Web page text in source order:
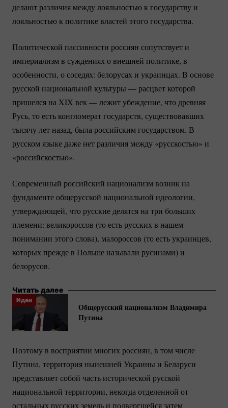
делают различия между лояльностью к государству и
лояльностью к политике властей этого государства.
Политической пассивности россиян сопутствует и
империализм в суждениях о внешней политике, в
особенности, о соседях: белорусах и украинцах. В основе
русской национальной культуры — расцвет которой
пришелся на XIX век — лежит убеждение, что древняя
Русь, то есть конгломерат государств, существовавших
тысячу лет назад, была российским государством. В
русском языке даже нет различия между «русскостью» и
«российскостью».
Современный российский национализм возник на
фундаменте общерусской национальной идеологии,
утверждающей, что русские делятся на три больших
племени: великороссов (то есть русских в нашем
понимании этого слова), малороссов (то есть украинцев,
которых прежде в Польше называли русинами) и
белорусов.
Читать далее
Идеи
Общерусский национализм Владимира
Путина
Поэтому в восприятии многих россиян, в том числе
Путина, территория нынешней Украины и Беларуси
представляет собой часть исторической русской
национальной территории, некогда отделенной от
остальных русских земель и подвергшейся затем